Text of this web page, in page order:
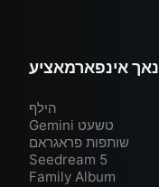
נאך אינפארמאציע
הילף
Gemini טשעט
שותפות פראגראם
Seedream 5
Family Album